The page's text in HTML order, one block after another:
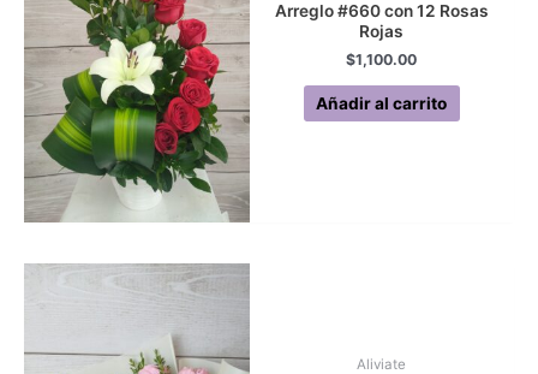
Arreglo #660 con 12 Rosas
Rojas
$1,100.00
Añadir al carrito
Aliviate